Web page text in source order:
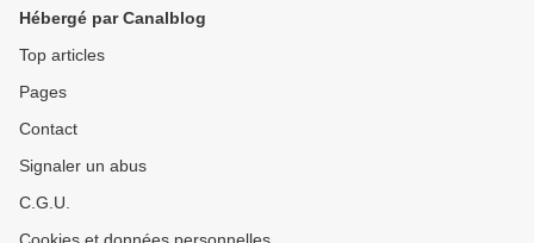
Hébergé par Canalblog
Top articles
Pages
Contact
Signaler un abus
C.G.U.